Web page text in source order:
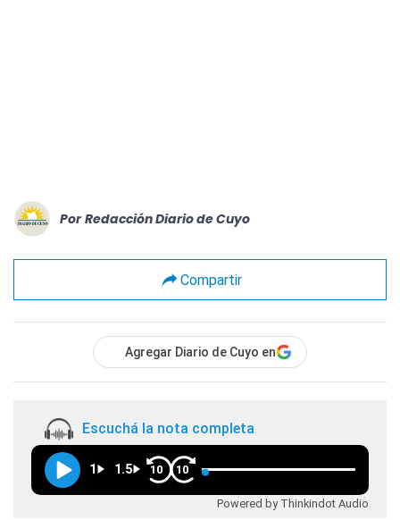
Por Redacción Diario de Cuyo
Compartir
Agregar Diario de Cuyo en
Escuchá la nota completa
1 1.5 10 10
Powered by Thinkindot Audio